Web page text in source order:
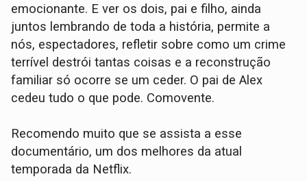
emocionante. E ver os dois, pai e filho, ainda
juntos lembrando de toda a história, permite a
nós, espectadores, refletir sobre como um crime
terrível destrói tantas coisas e a reconstrução
familiar só ocorre se um ceder. O pai de Alex
cedeu tudo o que pode. Comovente.
Recomendo muito que se assista a esse
documentário, um dos melhores da atual
temporada da Netflix.